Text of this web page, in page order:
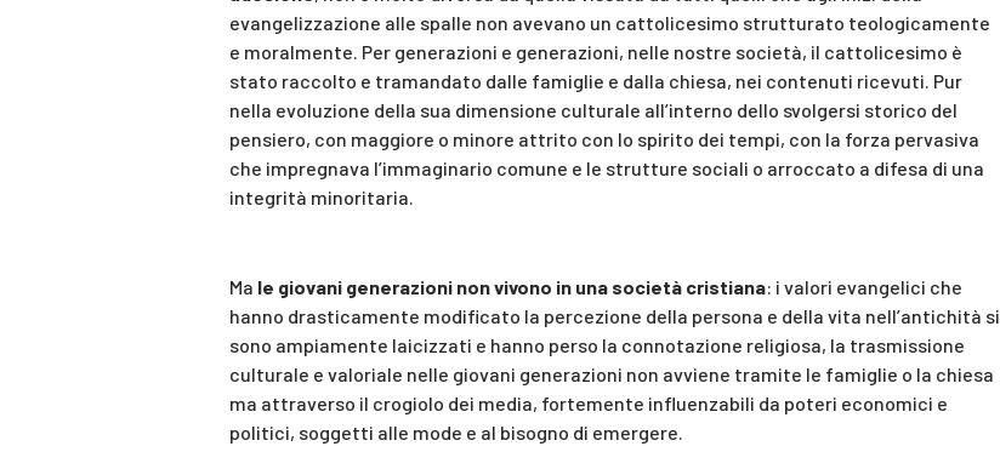
evangelizzazione alle spalle non avevano un cattolicesimo strutturato teologicamente
e moralmente. Per generazioni e generazioni, nelle nostre società, il cattolicesimo è
stato raccolto e tramandato dalle famiglie e dalla chiesa, nei contenuti ricevuti. Pur
nella evoluzione della sua dimensione culturale all’interno dello svolgersi storico del
pensiero, con maggiore o minore attrito con lo spirito dei tempi, con la forza pervasiva
che impregnava l’immaginario comune e le strutture sociali o arroccato a difesa di una
integrità minoritaria.
Ma le giovani generazioni non vivono in una società cristiana: i valori evangelici che
hanno drasticamente modificato la percezione della persona e della vita nell’antichità si
sono ampiamente laicizzati e hanno perso la connotazione religiosa, la trasmissione
culturale e valoriale nelle giovani generazioni non avviene tramite le famiglie o la chiesa
ma attraverso il crogiolo dei media, fortemente influenzabili da poteri economici e
politici, soggetti alle mode e al bisogno di emergere.